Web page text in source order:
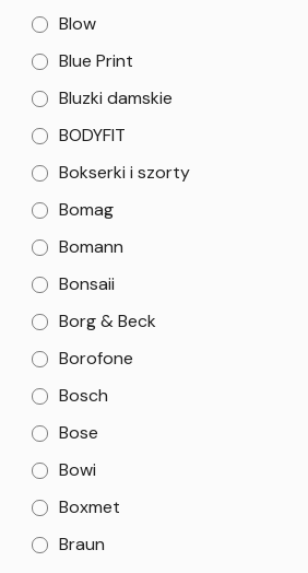
Blow
Blue Print
Bluzki damskie
BODYFIT
Bokserki i szorty
Bomag
Bomann
Bonsaii
Borg & Beck
Borofone
Bosch
Bose
Bowi
Boxmet
Braun